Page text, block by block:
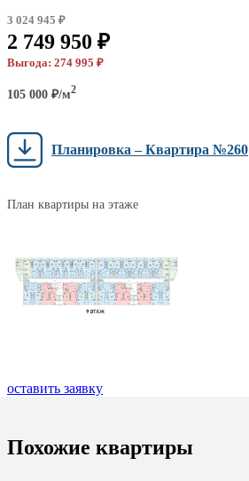
3 024 945 ₽
2 749 950 ₽
Выгода: 274 995 ₽
105 000 ₽/м2
Планировка – Квартира №260
План квартиры на этаже
оставить заявку
Похожие квартиры